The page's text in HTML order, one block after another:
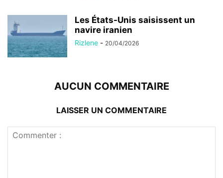
Les États-Unis saisissent un
navire iranien
Rizlene - 20/04/2026
AUCUN COMMENTAIRE
LAISSER UN COMMENTAIRE